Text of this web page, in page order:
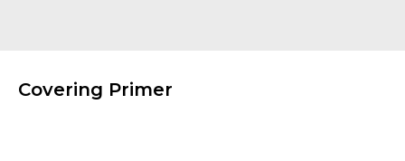
Covering Primer